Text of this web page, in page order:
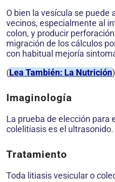
O bien la vesícula se puede
vecinos, especialmente al
colon, y producir
migración de los cálculos
con habitual mejoría
(Lea También: La Nutrición)
Imaginología
La prueba de elección para
colelitiasis es el ultrasonido.
Tratamiento
Toda litiasis vesicular o